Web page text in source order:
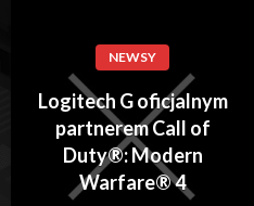
NEWSY
Logitech G oficjalnym
partnerem Call of
Duty®: Modern
Warfare® 4